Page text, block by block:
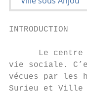
INTRODUCTION
Le centre
vie sociale.
vécues par les
Surieu et Ville